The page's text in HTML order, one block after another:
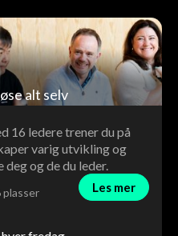
alt selv
16 ledere trener du på
varig utvikling og
og de du leder.
Les mer